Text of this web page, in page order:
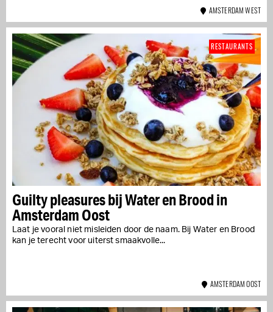
AMSTERDAM WEST
Guilty pleasures bij Water en Brood in
Amsterdam Oost
Laat je vooral niet misleiden door de naam. Bij Water en Brood
kan je terecht voor uiterst smaakvolle...
RESTAURANTS
AMSTERDAM OOST